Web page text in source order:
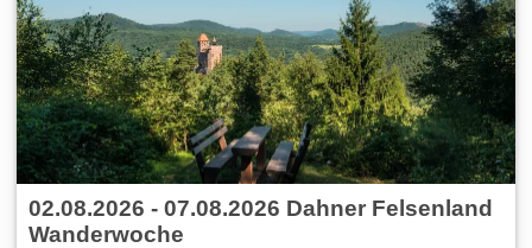
02.08.2026 - 07.08.2026 Dahner Felsenland
Wanderwoche